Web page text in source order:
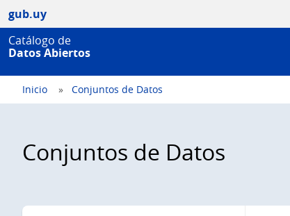
gub.uy
Catálogo de
Datos Abiertos
Inicio Conjuntos de Datos
Conjuntos de Datos